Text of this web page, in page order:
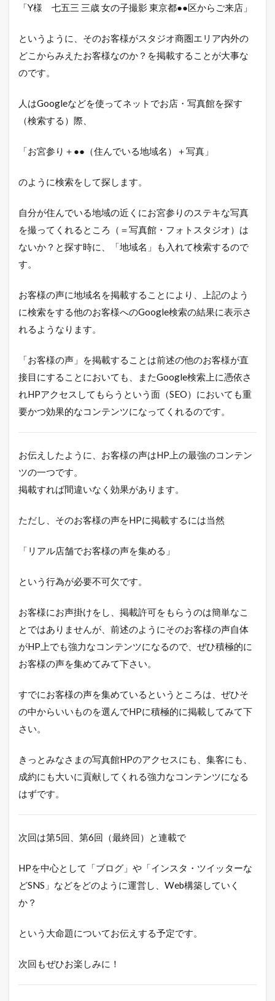
「Y様 七五三 三歳 女の子撮影 東京都●●区からご来店」
というように、そのお客様がスタジオ商圏エリア内外の
どこからみえたお客様なのか？を掲載することが大事な
のです。
人はGoogleなどを使ってネットでお店・写真館を探す
（検索する）際、
「お宮参り＋●●（住んでいる地域名）＋写真」
のように検索をして探します。
自分が住んでいる地域の近くにお宮参りのステキな写真
を撮ってくれるところ（＝写真館・フォトスタジオ）は
ないか？と探す時に、「地域名」も入れて検索するので
す。
お客様の声に地域名を掲載することにより、上記のよう
に検索をする他のお客様へのGoogle検索の結果に表示さ
れるようなります。
「お客様の声」を掲載することは前述の他のお客様が直
接目にすることにおいても、またGoogle検索上に憑依さ
れHPアクセスしてもらうという面（SEO）においても重
要かつ効果的なコンテンツになってくれるのです。
お伝えしたように、お客様の声はHP上の最強のコンテン
ツの一つです。
掲載すれば間違いなく効果があります。
ただし、そのお客様の声をHPに掲載するには当然
「リアル店舗でお客様の声を集める」
という行為が必要不可欠です。
お客様にお声掛けをし、掲載許可をもらうのは簡単なこ
とではありませんが、前述のようにそのお客様の声自体
がHP上でも強力なコンテンツになるので、ぜひ積極的に
お客様の声を集めてみて下さい。
すでにお客様の声を集めているというところは、ぜひそ
の中からいいものを選んでHPに積極的に掲載してみて下
さい。
きっとみなさまの写真館HPのアクセスにも、集客にも、
成約にも大いに貢献してくれる強力なコンテンツになる
はずです。
次回は第5回、第6回（最終回）と連載で
HPを中心として「ブログ」や「インスタ・ツイッターな
どSNS」などをどのように運営し、Web構築していく
か？
という大命題についてお伝えする予定です。
次回もぜひお楽しみに！